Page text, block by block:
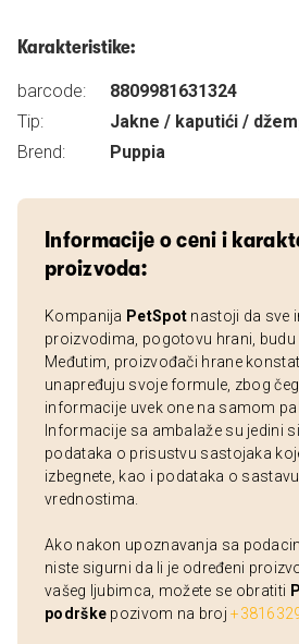
Karakteristike:
barcode:
8809981631324
Tip:
Jakne / kaputići /
Brend:
Puppia
Informacije o ceni i
proizvoda:
Kompanija PetSpot nastoji da sve
proizvodima, pogotovu hrani, budu
Međutim, proizvođači hrane
unapređuju svoje formule, zbog
informacije uvek one na samom
Informacije sa ambalaže su jedini
podataka o prisustvu sastojaka
izbegnete, kao i podataka o
vrednostima.
Ako nakon upoznavanja sa
niste sigurni da li je određeni
vašeg ljubimca, možete se obratiti
podrške pozivom na broj